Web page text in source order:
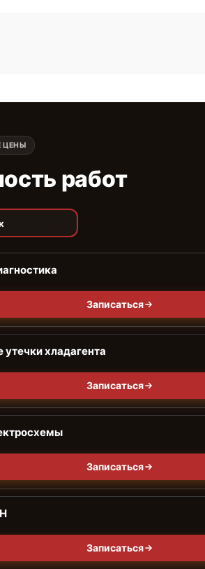
ЦЕНЫ
работ
Записаться
утечки хладагента
Записаться
Записаться
Записаться